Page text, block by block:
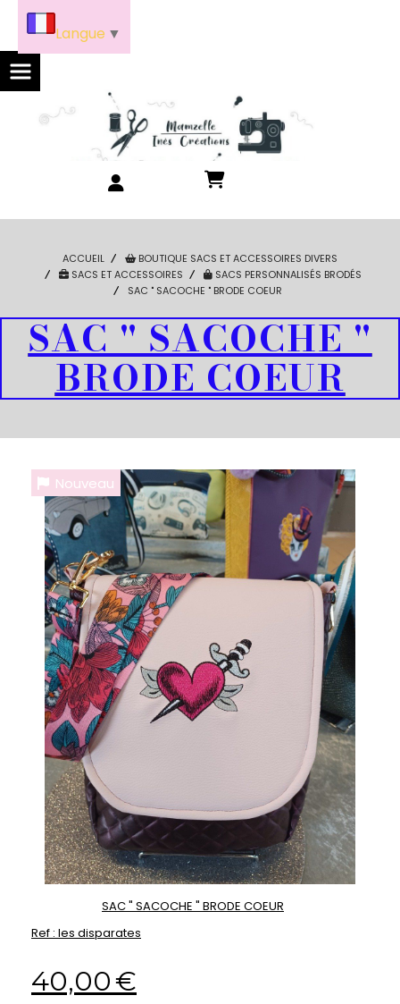
ACCUEIL
BOUTIQUE SACS ET ACCESSOIRES DIVERS
SACS ET ACCESSOIRES
SACS PERSONNALISÉS BRODÉS
SAC " SACOCHE " BRODE COEUR
SAC " SACOCHE "
BRODE COEUR
Nouveau
SAC " SACOCHE " BRODE COEUR
Ref : les disparates
40,00€
Langue ▼